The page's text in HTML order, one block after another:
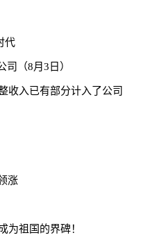
代
（8月3日）
收入已有部分计入了公司
涨
为祖国的界碑！